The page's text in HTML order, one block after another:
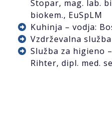
Stopar, mag. lab.
biokem., EuSpLM
Kuhinja – vodja:
Vzdrževalna
Služba za higieno
Rihter, dipl. med.